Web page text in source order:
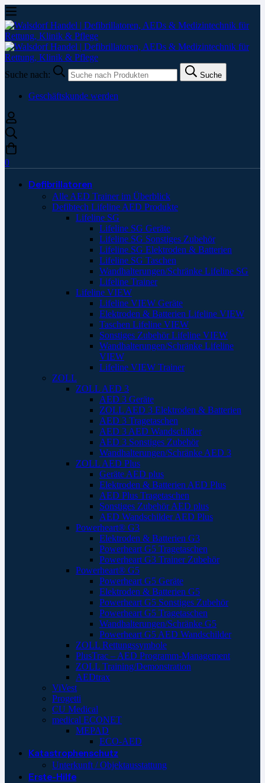
Suche nach: Suche
Geschäftskunde werden
0
Defibrillatoren
Alle AED Trainer im Überblick
Defibtech Lifeline AED Produkte
Lifeline SG
Lifeline SG Geräte
Lifeline SG Sonstiges Zubehör
Lifeline SG Elektroden & Batterien
Lifeline SG Taschen
Wandhalterungen/Schränke Lifeline SG
Lifeline Trainer
Lifeline VIEW
Lifeline VIEW Geräte
Elektroden & Batterien Lifeline VIEW
Taschen Lifeline VIEW
Sonstiges Zubehör Lifeline VIEW
Wandhalterungen/Schränke Lifeline
VIEW
Lifeline VIEW Trainer
ZOLL
ZOLL AED 3
AED 3 Geräte
ZOLL AED 3 Elektroden & Batterien
AED 3 Tragetaschen
AED 3 AED Wandschilder
AED 3 Sonstiges Zubehör
Wandhalterungen/Schränke AED 3
ZOLL AED Plus
Geräte AED plus
Elektroden & Batterien AED Plus
AED Plus Tragetaschen
Sonstiges Zubehör AED plus
AED Wandschilder AED Plus
Powerheart® G3
Elektroden & Batterien G3
Powerheart G5 Tragetaschen
Powerheart G3 Trainer Zubehör
Powerheart® G5
Powerheart G5 Geräte
Elektroden & Batterien G5
Powerheart G5 Sonstiges Zubehör
Powerheart G5 Tragetaschen
Wandhalterungen/Schränke G5
Powerheart G5 AED Wandschilder
ZOLL Rettungssymbole
PlusTrac – AED Programm-Management
ZOLL Training/Demonstration
AEDtrax
ViVest
Progetti
CU Medical
medical ECONET
MEPAD
ECO-AED
Katastrophenschutz
Unterkunft / Objektausstattung
Erste-Hilfe